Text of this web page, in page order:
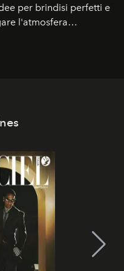
per brindisi perfetti e
l'atmosfera